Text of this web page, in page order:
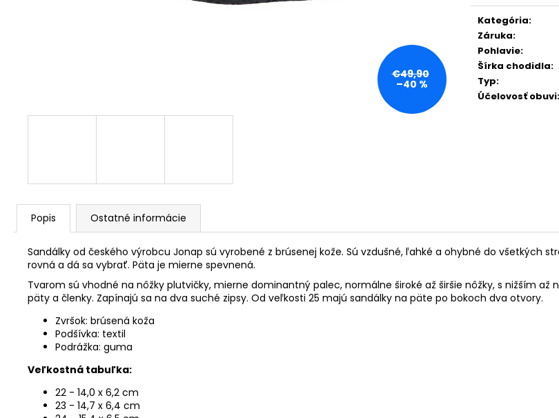
Jednotková
cena:
Kategória:
Záruka:
Pohlavie:
Šírka chodidla:
Typ:
Účelovosť obuvi:
€49,90
–40 %
Popis Ostatné informácie
Sandálky od českého výrobcu Jonap sú vyrobené z brúsenej kože. Sú vzdušné, ľahké a ohybné do všetkých
rovná a dá sa vybrať. Päta je mierne spevnená.
Tvarom sú vhodné na nôžky plutvičky, mierne dominantný palec, normálne široké až širšie nôžky, s nižším
päty a členky. Zapínajú sa na dva suché zipsy. Od veľkosti 25 majú sandálky na päte po bokoch dva otvory.
Zvršok: brúsená koža
Podšívka: textil
Podrážka: guma
Veľkostná tabuľka:
22 - 14,0 x 6,2 cm
23 - 14,7 x 6,4 cm